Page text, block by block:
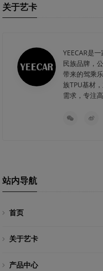
关于艺卡
YEECAR是
民族品牌，
带来的驾乘
族TPU基材
需求，专注
站内导航
首页
关于艺卡
产品中心